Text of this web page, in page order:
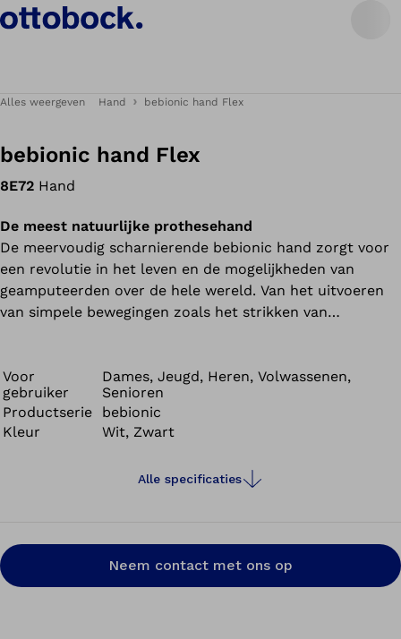
Alles weergeven Hand bebionic hand Flex
bebionic hand Flex
8E72 Hand
De meest natuurlijke prothesehand
De meervoudig scharnierende bebionic hand zorgt voor
een revolutie in het leven en de mogelijkheden van
geamputeerden over de hele wereld. Van het uitvoeren
van simpele bewegingen zoals het strikken van
Voor
gebruiker
Dames, Jeugd, Heren, Volwassenen,
Senioren
Productserie
bebionic
Kleur
Wit, Zwart
Alle specificaties
Neem contact met ons op